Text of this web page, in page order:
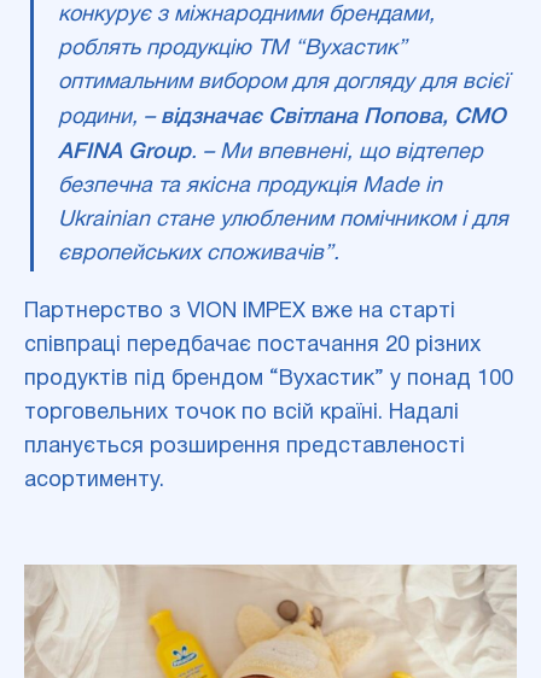
конкурує з міжнародними брендами,
роблять продукцію ТМ “Вухастик”
оптимальним вибором для догляду для всієї
родини, – відзначає Світлана Попова, CMO
AFINA Group. – Ми впевнені, що відтепер
безпечна та якісна продукція Made in
Ukrainian стане улюбленим помічником і для
європейських споживачів”.
Партнерство з VION IMPEX вже на старті
співпраці передбачає постачання 20 різних
продуктів під брендом “Вухастик” у понад 100
торговельних точок по всій країні. Надалі
планується розширення представленості
асортименту.